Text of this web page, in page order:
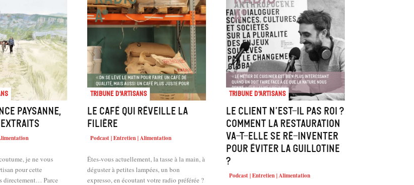
paysanne,
je ne vous
pour cette
directement… Parce
Tribune d'artisans
Le café qui réveille la
filière
Podcast | Entretien | Alimentation
Êtes-vous actuellement, la tasse à la main, à
déguster à petites lampées, un bon
expresso, en écoutant votre radio préférée ?
Tribune d'artisans
Le client n’est-il pas roi ?
Comment la restauration
va-t-elle se ré-inventer
pour éviter la guillotine
?
Podcast | Entretien | Alimentation